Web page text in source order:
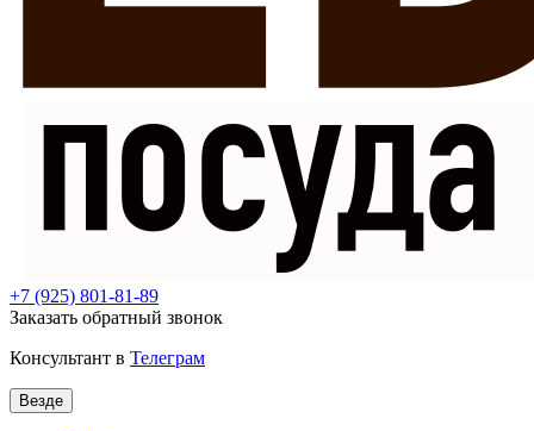
+7 (925) 801-81-89
Заказать обратный звонок
Консультант в Телеграм
Везде